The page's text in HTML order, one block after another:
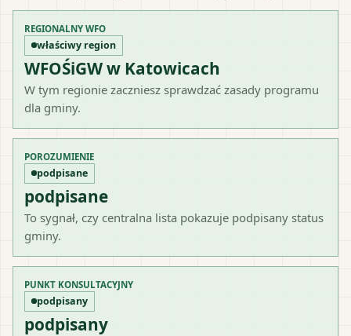
REGIONALNY WFO
właściwy region
WFOŚiGW w Katowicach
W tym regionie zaczniesz sprawdzać zasady programu
dla gminy.
POROZUMIENIE
podpisane
podpisane
To sygnał, czy centralna lista pokazuje podpisany status
gminy.
PUNKT KONSULTACYJNY
podpisany
podpisany